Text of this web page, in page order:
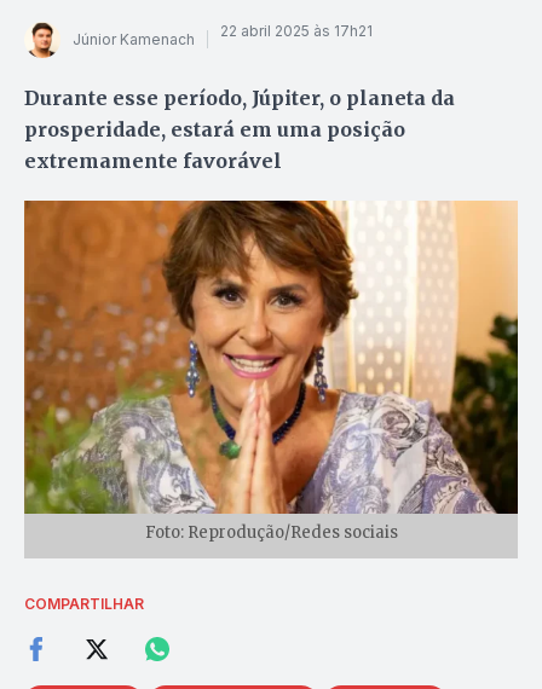
Júnior Kamenach 22 abril 2025 às 17h21
Durante esse período, Júpiter, o planeta da
prosperidade, estará em uma posição
extremamente favorável
Foto: Reprodução/Redes sociais
COMPARTILHAR